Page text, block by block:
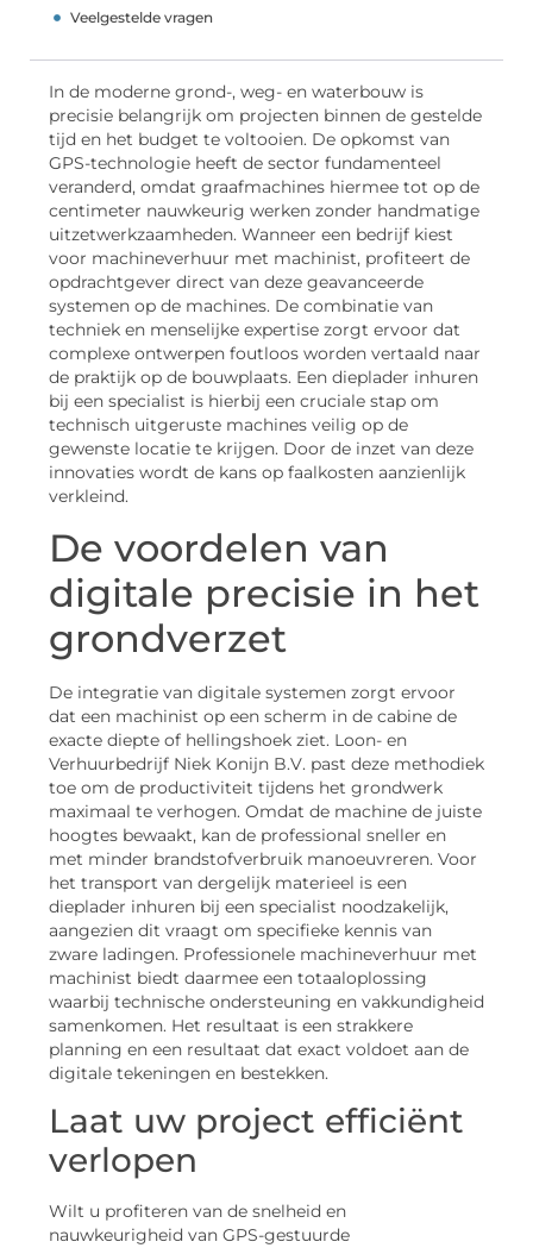
Veelgestelde vragen
In de moderne grond-, weg- en waterbouw is
precisie belangrijk om projecten binnen de gestelde
tijd en het budget te voltooien. De opkomst van
GPS-technologie heeft de sector fundamenteel
veranderd, omdat graafmachines hiermee tot op de
centimeter nauwkeurig werken zonder handmatige
uitzetwerkzaamheden. Wanneer een bedrijf kiest
voor machineverhuur met machinist, profiteert de
opdrachtgever direct van deze geavanceerde
systemen op de machines. De combinatie van
techniek en menselijke expertise zorgt ervoor dat
complexe ontwerpen foutloos worden vertaald naar
de praktijk op de bouwplaats. Een dieplader inhuren
bij een specialist is hierbij een cruciale stap om
technisch uitgeruste machines veilig op de
gewenste locatie te krijgen. Door de inzet van deze
innovaties wordt de kans op faalkosten aanzienlijk
verkleind.
De voordelen van
digitale precisie in het
grondverzet
De integratie van digitale systemen zorgt ervoor
dat een machinist op een scherm in de cabine de
exacte diepte of hellingshoek ziet. Loon- en
Verhuurbedrijf Niek Konijn B.V. past deze methodiek
toe om de productiviteit tijdens het grondwerk
maximaal te verhogen. Omdat de machine de juiste
hoogtes bewaakt, kan de professional sneller en
met minder brandstofverbruik manoeuvreren. Voor
het transport van dergelijk materieel is een
dieplader inhuren bij een specialist noodzakelijk,
aangezien dit vraagt om specifieke kennis van
zware ladingen. Professionele machineverhuur met
machinist biedt daarmee een totaaloplossing
waarbij technische ondersteuning en vakkundigheid
samenkomen. Het resultaat is een strakkere
planning en een resultaat dat exact voldoet aan de
digitale tekeningen en bestekken.
Laat uw project efficiënt
verlopen
Wilt u profiteren van de snelheid en
nauwkeurigheid van GPS-gestuurde